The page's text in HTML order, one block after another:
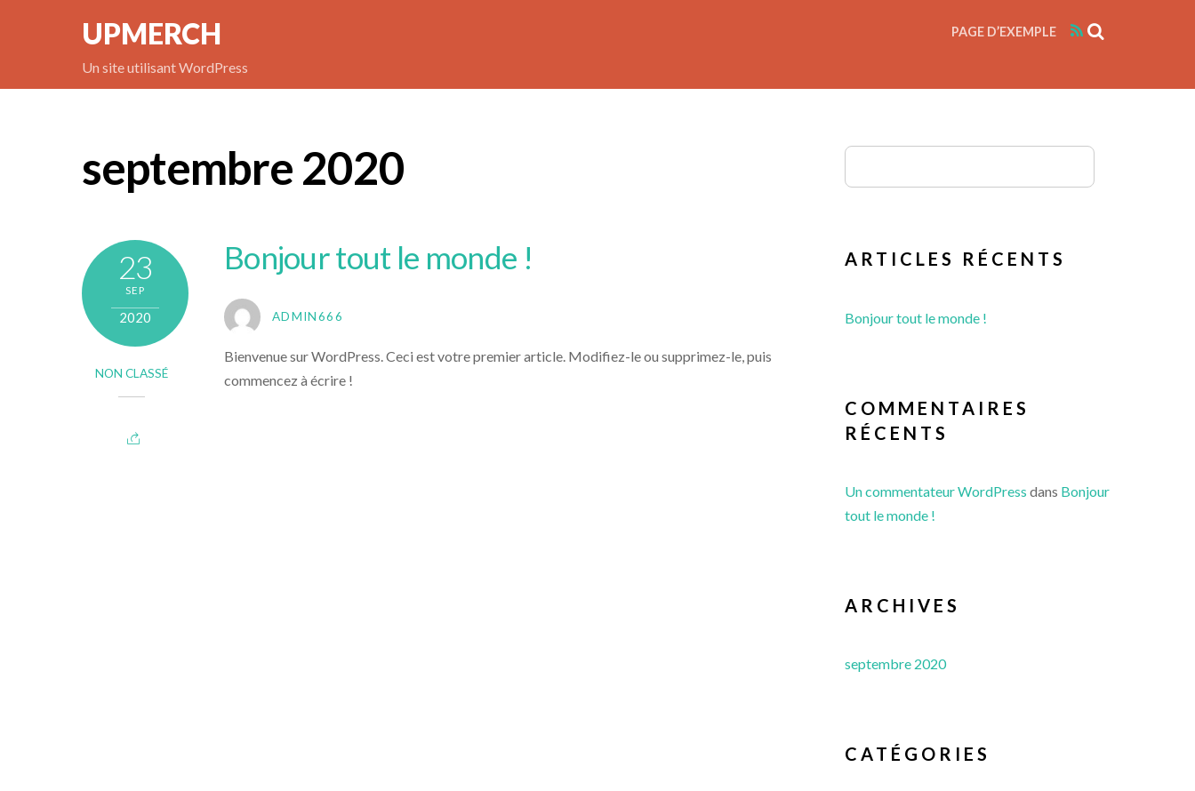
UPMERCH
Un site utilisant WordPress
RSS
PAGE D’EXEMPLE
septembre 2020
23
SEP
2020
NON CLASSÉ
Bonjour tout le monde !
ADMIN666
Bienvenue sur WordPress. Ceci est votre premier article. Modifiez-le ou supprimez-le, puis
commencez à écrire !
ARTICLES RÉCENTS
Bonjour tout le monde !
COMMENTAIRES
RÉCENTS
Un commentateur WordPress dans Bonjour
tout le monde !
ARCHIVES
septembre 2020
CATÉGORIES